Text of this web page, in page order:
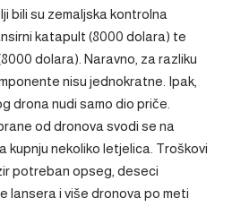
bili su zemaljska kontrolna
katapult (8000 dolara) te
dolara). Naravno, za razliku
nisu jednokratne. Ipak,
drona nudi samo dio priče.
od dronova svodi se na
kupnju nekoliko letjelica. Troškovi
potreban opseg, deseci
lansera i više dronova po meti